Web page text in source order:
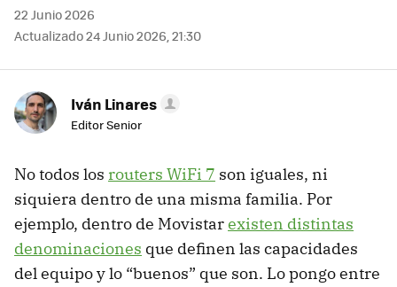
22 Junio 2026
Actualizado 24 Junio 2026, 21:30
Iván Linares
Editor Senior
No todos los routers WiFi 7 son iguales, ni
siquiera dentro de una misma familia. Por
ejemplo, dentro de Movistarexisten distintas
denominaciones que definen las capacidades
del equipo y lo “buenos” que son. Lo pongo entre